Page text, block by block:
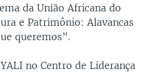
da União Africana do
e Patrimônio: Alavancas
queremos”.
no Centro de Liderança